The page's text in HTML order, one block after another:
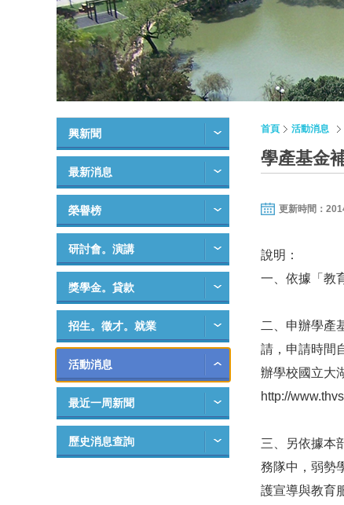
興新聞
最新消息
榮譽榜
研討會。演講
獎學金。貸款
招生。徵才。就業
活動消息
最近一周新聞
歷史消息查詢
首頁 活動消息
學產基金
更新時間：
說明：
一、依據「教
二、申辦學產
請，申請時間
辦學校國立大
http://
三、另依據本
務隊中，弱勢
護宣導與教育